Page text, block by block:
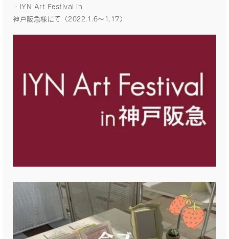
・IYN Art Festival in
神戸阪急様にて（2022.1.6〜1.17）